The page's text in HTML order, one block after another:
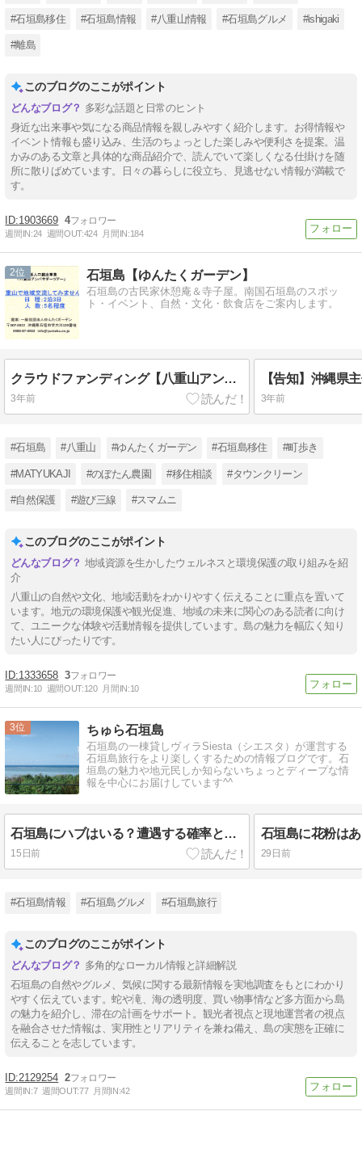
#石垣島移住 #石垣島情報 #八重山情報 #石垣島グルメ #ishigaki
#離島
このブログのここがポイント
多彩な話題と日常のヒント
身近な出来事や気になる商品情報を親しみやすく紹介します。お得情報や
イベント情報も盛り込み、生活のちょっとした楽しみや便利さを提案。温
かみのある文章と具体的な商品紹介で、読んでいて楽しくなる仕掛けを随
所に散りばめています。日々の暮らしに役立ち、見逃せない情報が満載で
す。
1903669 4
週間IN:24 週間OUT:424 月間IN:184
2 石垣島【ゆんたくガーデン】
石垣島の古民家休憩庵＆寺子屋。南国石垣島のスポッ
ト・イベント、自然・文化・飲食店をご案内します。
クラウドファンディング【八重山アンバサダー】ご寄付をお願いします！。
3年前 3年前
#石垣島 #八重山 #ゆんたくガーデン #石垣島移住 #町歩き
#MATYUKAJI #のぼたん農園 #移住相談 #タウンクリーン
#自然保護 #遊び三線 #スマムニ
このブログのここがポイント
地域資源を生かしたウェルネスと環境保護の取り組みを紹
介
八重山の自然や文化、地域活動をわかりやすく伝えることに重点を置いて
います。地元の環境保護や観光促進、地域の未来に関心のある読者に向け
て、ユニークな体験や活動情報を提供しています。島の魅力を幅広く知り
たい人にぴったりです。
1333658 3
週間IN:10 週間OUT:120 月間IN:10
3 ちゅら石垣島
石垣島の一棟貸しヴィラSiesta（シエスタ）が運営する
石垣島旅行をより楽しくするための情報ブログです。石
垣島の魅力や地元民しか知らないちょっとディープな情
報を中心にお届けしています^^
石垣島にハブはいる？遭遇する確率と旅行者ができる安全対策を現地から解説
15日前 29日前
#石垣島情報 #石垣島グルメ #石垣島旅行
このブログのここがポイント
多角的なローカル情報と詳細解説
石垣島の自然やグルメ、気候に関する最新情報を実地調査をもとにわかり
やすく伝えています。蛇や滝、海の透明度、買い物事情など多方面から島
の魅力を紹介し、滞在の計画をサポート。観光者視点と現地運営者の視点
を融合させた情報は、実用性とリアリティを兼ね備え、島の実態を正確に
伝えることを志しています。
2129254 2
週間IN:7 週間OUT:77 月間IN:42